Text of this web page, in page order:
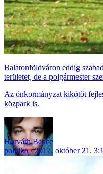
Balatonföldváron eddig
területet, de a polgármester
Az önkormányzat kikötőt
közpark is.
Horváth Bence
politika
2017. október 21.